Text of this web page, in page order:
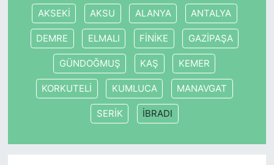
AKSEKİ AKSU ALANYA ANTALYA
DEMRE ELMALI FİNİKE GAZİPAŞA
GÜNDOĞMUŞ KAŞ KEMER
KORKUTELİ KUMLUCA MANAVGAT
SERİK İBRADI